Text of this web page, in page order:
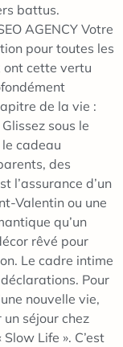
battus.
AGENCY Votre
pour toutes les
ont cette vertu
de la vie :
sous le
cadeau
des
l’assurance d’un
Valentin ou une
qu’un
rêvé pour
Le cadre intime
Pour
nouvelle vie,
un séjour chez
Life ». C’est